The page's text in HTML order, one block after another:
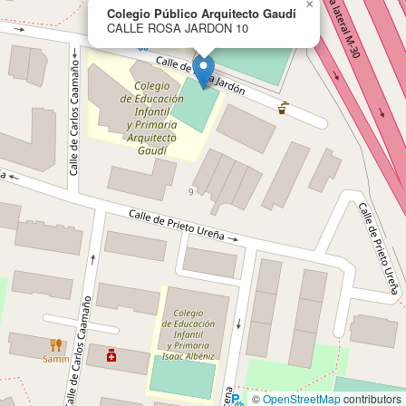
Colegio Público Arquitecto Gaudí
CALLE ROSA JARDON 10
×
©OpenStreetMapcontributors